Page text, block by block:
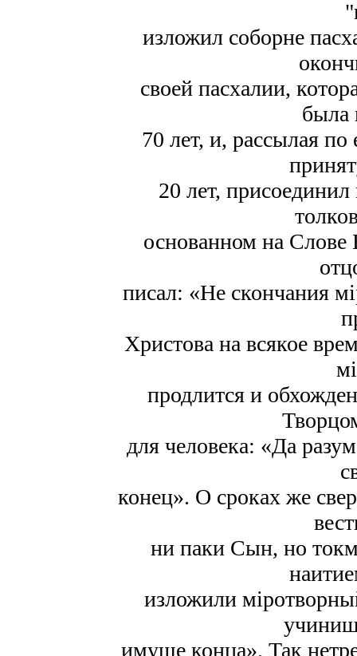
изложил соборне
своей пасхалии,
была
70 лет, и, рассылая
20 лет,
основанном на Слове
писал: «Не скончания
Христова на всякое
продлится и
для человека: «Да
конец». О сроках же
ни паки Сын, но
изложили
имуще конца». Так